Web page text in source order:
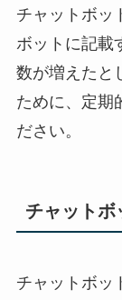
チャットボッ
ボットに記載
数が増えたと
ために、定期
ださい。
チャットボ
チャットボッ